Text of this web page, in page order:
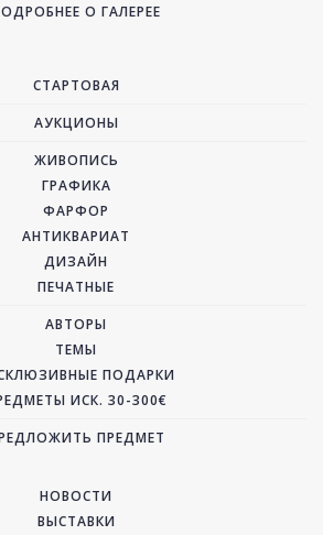
О ГАЛЕРЕЕ
СТАРТОВАЯ
АУКЦИОНЫ
ЖИВОПИСЬ
ГРАФИКА
ФАРФОР
АНТИКВАРИАТ
ДИЗАЙН
ПЕЧАТНЫЕ
АВТОРЫ
ТЕМЫ
ПОДАРКИ
ИСК. 30-300€
ПРЕДМЕТ
НОВОСТИ
ВЫСТАВКИ